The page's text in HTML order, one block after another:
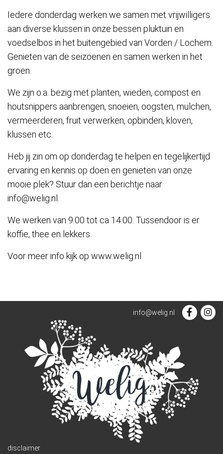
Iedere donderdag werken we samen met vrijwilligers
aan diverse klussen in onze bessen pluktuin en
voedselbos in het buitengebied van Vorden / Lochem.
Genieten van de seizoenen en samen werken in het
groen.
We zijn o.a. bezig met planten, wieden, compost en
houtsnippers aanbrengen, snoeien, oogsten, mulchen,
vermeerderen, fruit verwerken, opbinden, kloven,
klussen etc.
Heb jij zin om op donderdag te helpen en tegelijkertijd
ervaring en kennis op doen en genieten van onze
mooie plek? Stuur dan een berichtje naar
info@welig.nl.
We werken van 9.00 tot ca 14.00. Tussendoor is er
koffie, thee en lekkers.
Voor meer info kijk op www.welig.nl
info@welig.nl
disclaimer